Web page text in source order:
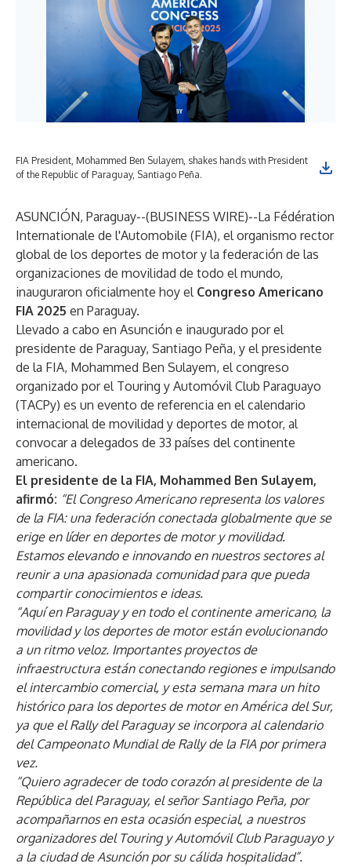
FIA President, Mohammed Ben Sulayem, shakes hands with President
of the Republic of Paraguay, Santiago Peña.
ASUNCIÓN, Paraguay--(BUSINESS WIRE)--La Fédération
Internationale de l'Automobile (FIA), el organismo rector
global de los deportes de motor y la federación de las
organizaciones de movilidad de todo el mundo,
inauguraron oficialmente hoy el Congreso Americano
FIA 2025 en Paraguay.
Llevado a cabo en Asunción e inaugurado por el
presidente de Paraguay, Santiago Peña, y el presidente
de la FIA, Mohammed Ben Sulayem, el congreso
organizado por el Touring y Automóvil Club Paraguayo
(TACPy) es un evento de referencia en el calendario
internacional de movilidad y deportes de motor, al
convocar a delegados de 33 países del continente
americano.
El presidente de la FIA, Mohammed Ben Sulayem,
afirmó: “El Congreso Americano representa los valores
de la FIA: una federación conectada globalmente que se
erige en líder en deportes de motor y movilidad.
Estamos elevando e innovando en nuestros sectores al
reunir a una apasionada comunidad para que pueda
compartir conocimientos e ideas.
“Aquí en Paraguay y en todo el continente americano, la
movilidad y los deportes de motor están evolucionando
a un ritmo veloz. Importantes proyectos de
infraestructura están conectando regiones e impulsando
el intercambio comercial, y esta semana mara un hito
histórico para los deportes de motor en América del Sur,
ya que el Rally del Paraguay se incorpora al calendario
del Campeonato Mundial de Rally de la FIA por primera
vez.
“Quiero agradecer de todo corazón al presidente de la
República del Paraguay, el señor Santiago Peña, por
acompañarnos en esta ocasión especial, a nuestros
organizadores del Touring y Automóvil Club Paraguayo y
a la ciudad de Asunción por su cálida hospitalidad”.